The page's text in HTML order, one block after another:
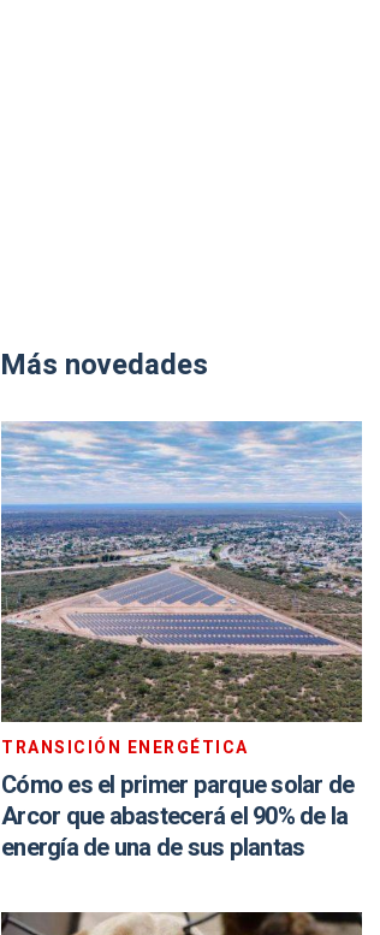
Más novedades
TRANSICIÓN ENERGÉTICA
Cómo es el primer parque solar de
Arcor que abastecerá el 90% de la
energía de una de sus plantas